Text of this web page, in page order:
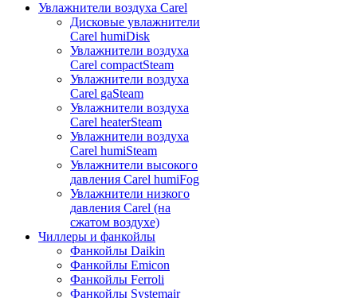
Увлажнители воздуха Carel
Дисковые увлажнители
Carel humiDisk
Увлажнители воздуха
Carel compactSteam
Увлажнители воздуха
Carel gaSteam
Увлажнители воздуха
Carel heaterSteam
Увлажнители воздуха
Carel humiSteam
Увлажнители высокого
давления Carel humiFog
Увлажнители низкого
давления Carel (на
сжатом воздухе)
Чиллеры и фанкойлы
Фанкойлы Daikin
Фанкойлы Emicon
Фанкойлы Ferroli
Фанкойлы Systemair